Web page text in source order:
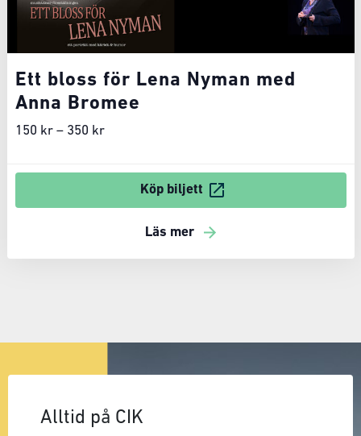
Ett bloss för Lena Nyman med
Anna Bromee
150 kr – 350 kr
Köp biljett
Läs mer
Alltid på CIK